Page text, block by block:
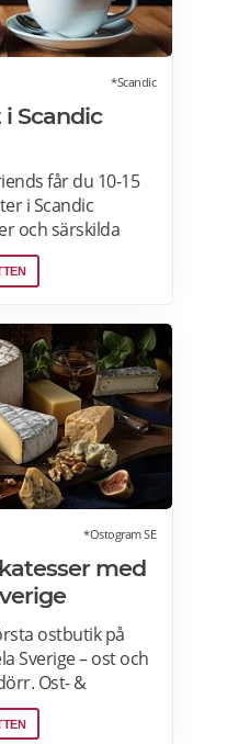
*Scandic
Scandic
får du 10-15
i Scandic
och särskilda
gäller även i
gäller från
gäller på mat
dig 5 vänner
kan inte
och
vid julbord,
Undantag gäller
Grand Hotel
*Ostogram SE
med
ostbutik på
Sverige – ost och
Ost- &
alla paket med